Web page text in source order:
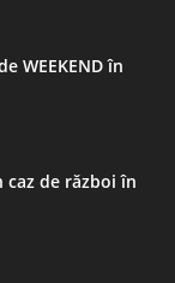
WEEKEND în
de război în